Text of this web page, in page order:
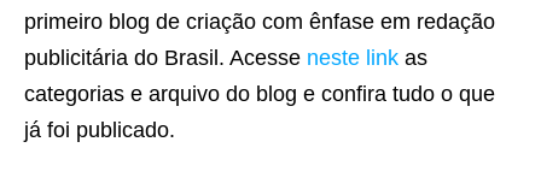
primeiro blog de criação com ênfase em redação
publicitária do Brasil. Acesse neste link as
categorias e arquivo do blog e confira tudo o que
já foi publicado.